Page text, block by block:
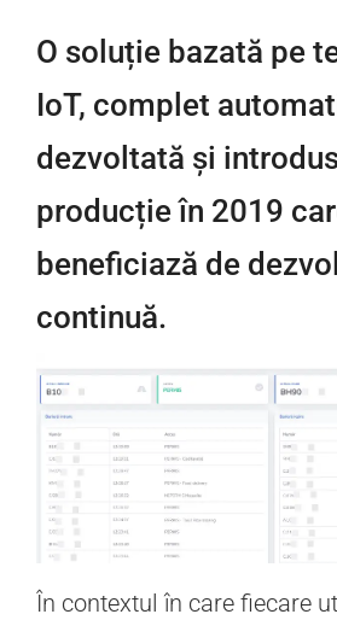
O soluție bazată pe
IoT, complet
dezvoltată și
producție în 2019
beneficiază de
continuă.
În contextul în care fiecare